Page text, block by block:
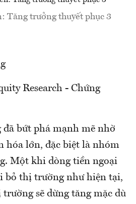
Tăng trưởng thuyết phục 3
Research - Chứng
bứt phá mạnh mẽ nhờ
hóa lớn, đặc biệt là nhóm
Một khi dòng tiền ngoại
bỏ thị trường như hiện tại,
sẽ dừng tăng mặc dù